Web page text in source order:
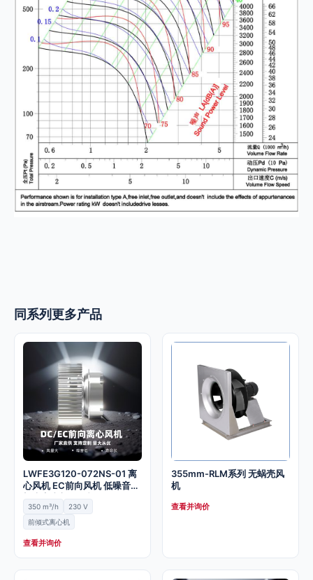
同系列更多产品
LWFE3G120-072NS-01 离
心风机 EC前向风机 低噪音无
蜗壳室内新风风机
350 m³/h
230 V
前倾式离心机
查看并询价
355mm-RLM系列 无蜗壳风
机
查看并询价